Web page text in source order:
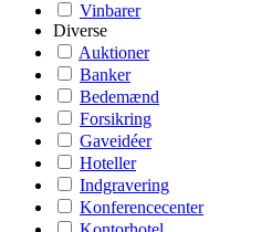
Vinbarer
Diverse
Auktioner
Banker
Bedemænd
Forsikring
Gaveidéer
Hoteller
Indgravering
Konferencecenter